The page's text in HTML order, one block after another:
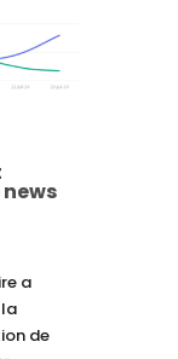
a
de